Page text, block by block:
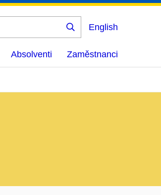
Vyhledat
English
Absolventi Zaměstnanci